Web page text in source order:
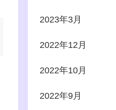
2023年3月
2022年12月
2022年10月
2022年9月